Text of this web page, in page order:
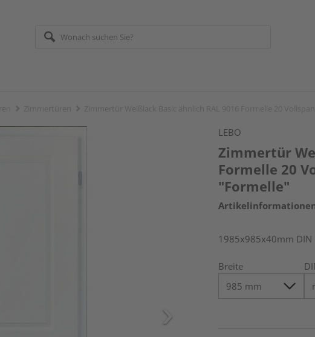
LEBO
Zimmertür
Formelle 20
"Formelle"
1985x985x40mm
Breite